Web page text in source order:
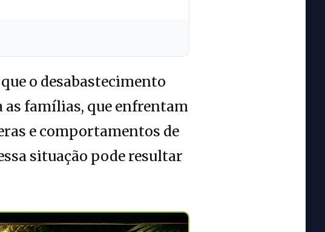
o desabastecimento
as famílias, que enfrentam
e comportamentos de
situação pode resultar